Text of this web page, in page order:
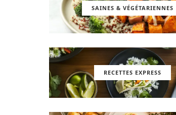
SAINES & VÉGÉTARIENNES
RECETTES EXPRESS